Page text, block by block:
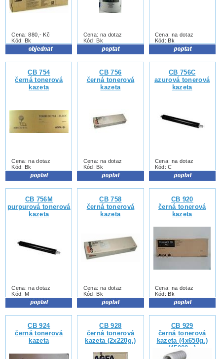
Cena: 880,- Kč
Kód: Bk
Cena: na dotaz
Kód: Bk
Cena: na dotaz
Kód: Bk
CB 754
černá tonerová
kazeta
Cena: na dotaz
Kód: Bk
CB 756
černá tonerová
kazeta
Cena: na dotaz
Kód: Bk
CB 756C
azurová tonerová
kazeta
Cena: na dotaz
Kód: C
CB 756M
purpurová tonerová
kazeta
Cena: na dotaz
Kód: M
CB 758
černá tonerová
kazeta
Cena: na dotaz
Kód: Bk
CB 920
černá tonerová
kazeta
Cena: na dotaz
Kód: Bk
CB 924
černá tonerová
kazeta
CB 928
černá tonerová
kazeta (2x220g.)
CB 929
černá tonerová
kazeta (4x650g.)
(45000s.)